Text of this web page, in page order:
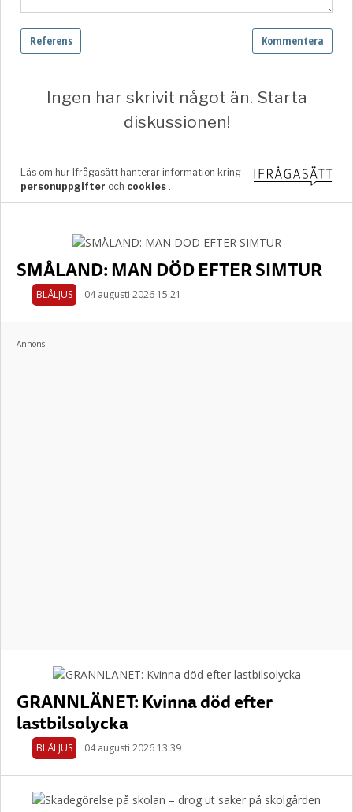
SMÅLAND: MAN DÖD EFTER SIMTUR
BLÅLJUS 04 augusti 2026 15.21
Annons:
GRANNLÄNET: Kvinna död efter
lastbilsolycka
BLÅLJUS 04 augusti 2026 13.39